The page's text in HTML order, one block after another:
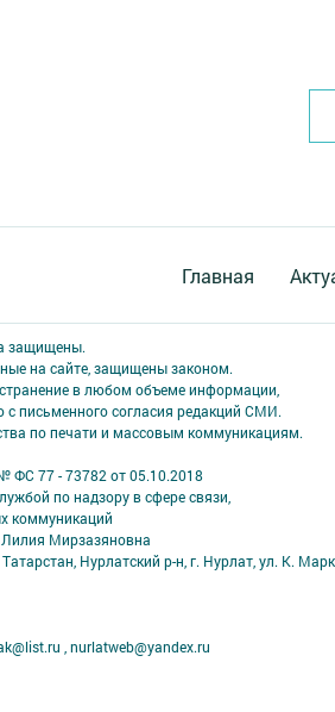
Главная
защищены.
на сайте, защищены законом.
в любом объеме информации,
письменного согласия редакций СМИ.
по печати и массовым коммуникациям.
ФС 77 -⁠ 73782 от 05.10.2018
по надзору в сфере связи,
коммуникаций
Мирзазяновна
Нурлатский р-н, г. Нурлат, ул. К.
, nurlatweb@yandex.ru